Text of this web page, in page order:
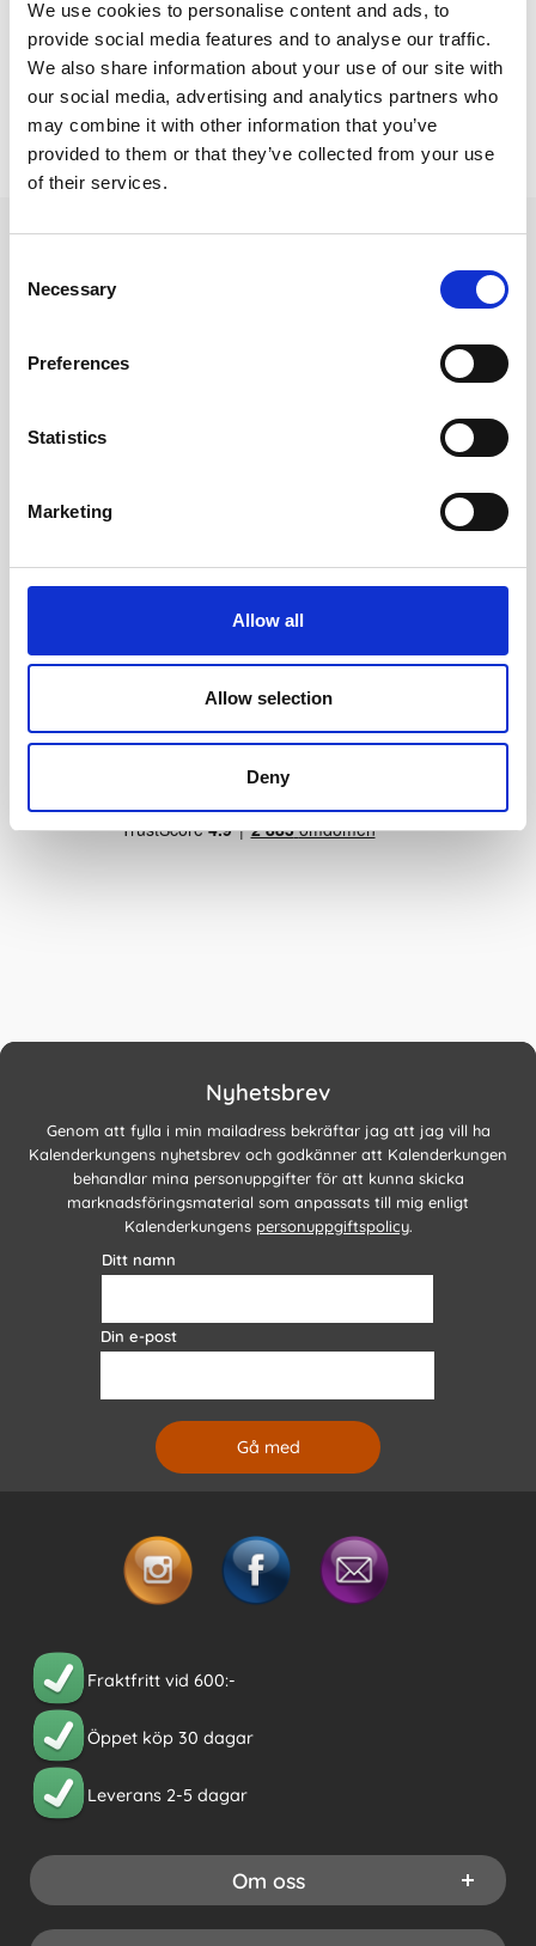
We use cookies to personalise content and ads, to
provide social media features and to analyse our traffic.
We also share information about your use of our site with
our social media, advertising and analytics partners who
may combine it with other information that you’ve
provided to them or that they’ve collected from your use
of their services.
Selection
Necessary
Preferences
Statistics
Marketing
Allow all
Allow selection
Deny
Kalendrar & almanackor för 2027 /Veckokalender
Prishistorik
Lägsta pris senaste 30 dagarna är 169 kr (2026-08-08)
Andra köpte även
129 kr/st
Köp
245 kr/st
Köp
Nyhetsbrev
Genom att fylla i min mailadress bekräftar jag att jag vill ha
Kalenderkungens nyhetsbrev och godkänner att Kalenderkungen
behandlar mina personuppgifter för att kunna skicka
marknadsföringsmaterial som anpassats till mig enligt
Kalenderkungens personuppgiftspolicy.
Ditt namn
Din e-post
Fraktfritt vid 600:-
Öppet köp 30 dagar
Leverans 2-5 dagar
Om oss